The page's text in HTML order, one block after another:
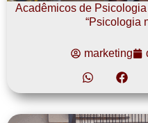
Acadêmicos de
“Psicologia
marketing